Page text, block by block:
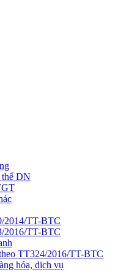
DN
2014/TT-BTC
2016/TT-BTC
TT324/2016/TT-BTC
hóa, dịch vụ